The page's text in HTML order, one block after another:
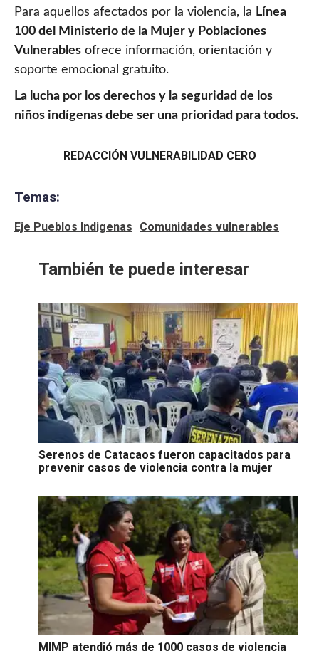
Para aquellos afectados por la violencia, la Línea
100 del Ministerio de la Mujer y Poblaciones
Vulnerables ofrece información, orientación y
soporte emocional gratuito.
La lucha por los derechos y la seguridad de los
niños indígenas debe ser una prioridad para todos.
REDACCIÓN VULNERABILIDAD CERO
Temas:
Eje Pueblos Indigenas Comunidades vulnerables
También te puede interesar
Serenos de Catacaos fueron capacitados para
prevenir casos de violencia contra la mujer
MIMP atendió más de 1000 casos de violencia